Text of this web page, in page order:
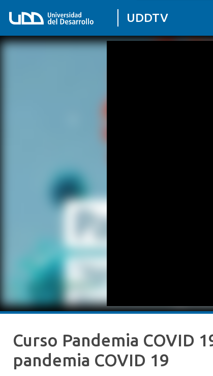
UDDTV
Curso Pandemia COVID
pandemia COVID 19